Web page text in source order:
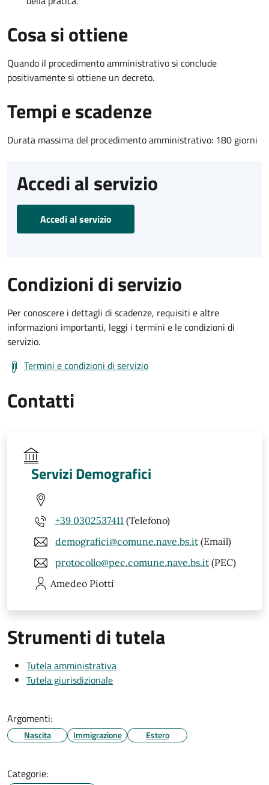
Cosa si ottiene
Quando il procedimento amministrativo si conclude
positivamente si ottiene un decreto.
Tempi e scadenze
Durata massima del procedimento amministrativo: 180 giorni
Accedi al servizio
Accedi al servizio
Condizioni di servizio
Per conoscere i dettagli di scadenze, requisiti e altre
informazioni importanti, leggi i termini e le condizioni di
servizio.
Termini e condizioni di servizio
Contatti
Servizi Demografici
+39 0302537411 (Telefono)
demografici@comune.nave.bs.it (Email)
protocollo@pec.comune.nave.bs.it (PEC)
Amedeo Piotti
Strumenti di tutela
Tutela amministrativa
Tutela giurisdizionale
Argomenti:
Nascita Immigrazione Estero
Categorie: